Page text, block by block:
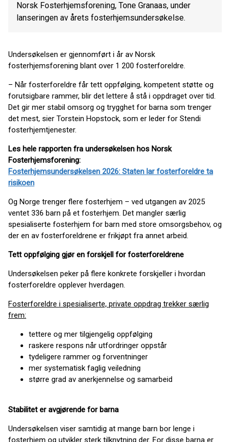
Norsk Fosterhjemsforening, Tone Granaas, under
lanseringen av årets fosterhjemsundersøkelse.
Undersøkelsen er gjennomført i år av Norsk
fosterhjemsforening blant over 1 200 fosterforeldre.
– Når fosterforeldre får tett oppfølging, kompetent støtte og
forutsigbare rammer, blir det lettere å stå i oppdraget over tid.
Det gir mer stabil omsorg og trygghet for barna som trenger
det mest, sier Torstein Hopstock, som er leder for Stendi
fosterhjemtjenester.
Les hele rapporten fra undersøkelsen hos Norsk
Fosterhjemsforening:
Fosterhjemsundersøkelsen 2026: Staten lar fosterforeldre ta
risikoen
Og Norge trenger flere fosterhjem – ved utgangen av 2025
ventet 336 barn på et fosterhjem. Det mangler særlig
spesialiserte fosterhjem for barn med store omsorgsbehov, og
der en av fosterforeldrene er frikjøpt fra annet arbeid.
Tett oppfølging gjør en forskjell for fosterforeldrene
Undersøkelsen peker på flere konkrete forskjeller i hvordan
fosterforeldre opplever hverdagen.
Fosterforeldre i spesialiserte, private oppdrag trekker særlig
frem:
tettere og mer tilgjengelig oppfølging
raskere respons når utfordringer oppstår
tydeligere rammer og forventninger
mer systematisk faglig veiledning
større grad av anerkjennelse og samarbeid
Stabilitet er avgjørende for barna
Undersøkelsen viser samtidig at mange barn bor lenge i
fosterhjem og utvikler sterk tilknytning der. For disse barna er